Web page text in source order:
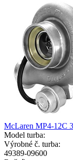
McLaren MP4-12C
Model turba:
Výrobné č. turba:
49389-09600